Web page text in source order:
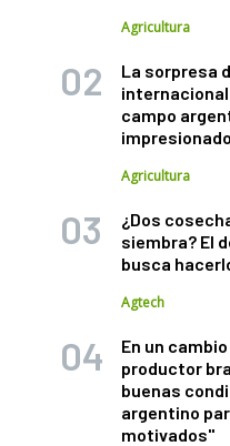
Agricultura
La sorpresa
campo
Agricultura
¿Dos
siembra? El
busca
Agtech
En un
productor
buenas
argentino
motivados"